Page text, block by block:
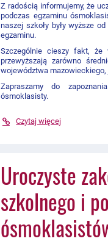
Z radością informujemy, że
podczas egzaminu
naszej szkoły były wyższe
egzaminu.
Szczególnie cieszy fakt,
przewyższają zarówno
województwa mazowieckiego,
Zapraszamy do
ósmoklasisty.
Czytaj więcej
Uroczyste
szkolnego i